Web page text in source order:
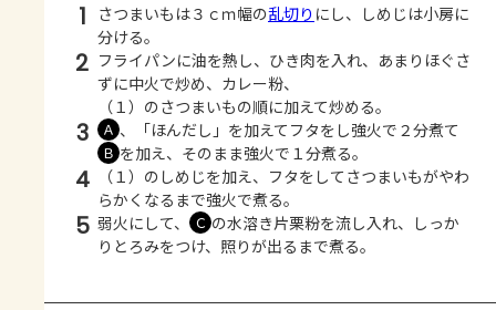
1 さつまいもは３ｃｍ幅の乱切り にし、しめじは小房に
分ける。
2 フライパンに油を熱し、ひき肉を入れ、あまりほぐさ
ずに中火で炒め、カレー粉、
（１）のさつまいもの順に加えて炒める。
3 Ａ 、「ほんだし」を加えてフタをし強火で２分煮て
Ｂ を加え、そのまま強火で１分煮る。
4
（１）のしめじを加え、フタをしてさつまいもがやわ
らかくなるまで強火で煮る。
5 弱火にして、 Ｃ の水溶き片栗粉を流し入れ、しっか
りとろみをつけ、照りが出るまで煮る。